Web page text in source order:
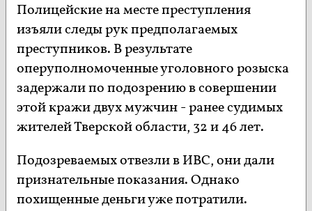
Полицейские на месте преступления
изъяли следы рук предполагаемых
преступников. В результате
оперуполномоченные уголовного розыска
задержали по подозрению в совершении
этой кражи двух мужчин - ранее судимых
жителей Тверской области, 32 и 46 лет.
Подозреваемых отвезли в ИВС, они дали
признательные показания. Однако
похищенные деньги уже потратили.